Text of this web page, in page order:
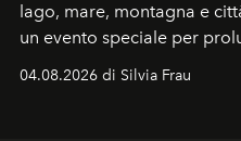
lago, mare, montagna e
un evento speciale per
04.08.2026 di Silvia Frau